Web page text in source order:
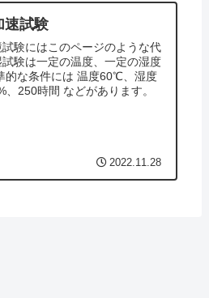
速試験
験にはこのページのような代
験は一定の温度、一定の湿度
的な条件には 温度60℃、湿度
250時間 などがあります。
2022.11.28